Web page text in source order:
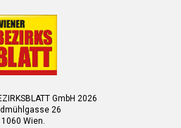
GmbH 2026
26
1060 Wien.